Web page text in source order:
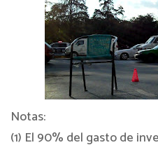
Notas:
(1) El 90% del gasto de